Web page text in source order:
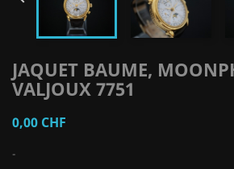
JAQUET BAUME,
VALJOUX 7751
0,00 CHF
-